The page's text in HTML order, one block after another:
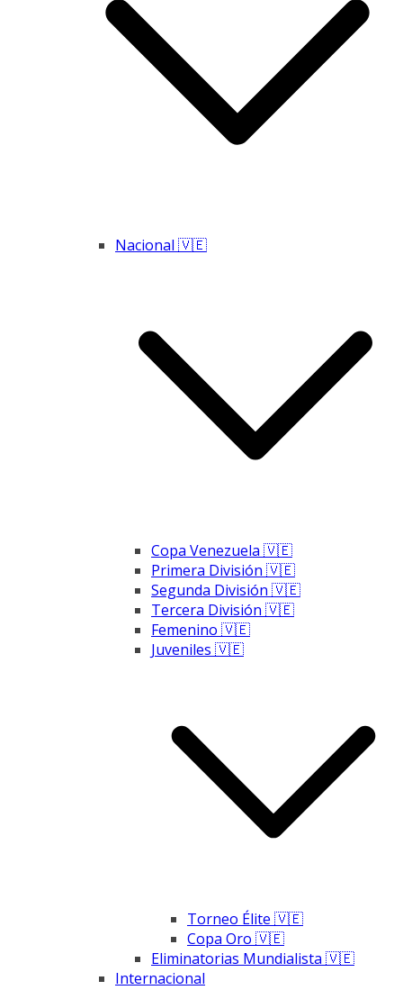
Nacional 🇻🇪
Copa Venezuela 🇻🇪
Primera División 🇻🇪
Segunda División 🇻🇪
Tercera División 🇻🇪
Femenino 🇻🇪
Juveniles 🇻🇪
Torneo Élite 🇻🇪
Copa Oro 🇻🇪
Eliminatorias Mundialista 🇻🇪
Internacional